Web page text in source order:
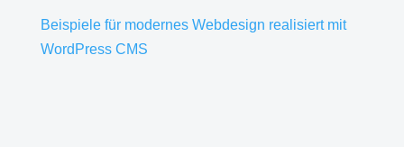
Beispiele für modernes Webdesign realisiert mit
WordPress CMS